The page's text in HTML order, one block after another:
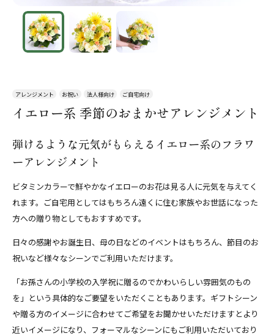
アレンジメント お祝い 法人様向け ご自宅向け
イエロー系 季節のおまかせアレンジメント
弾けるような元気がもらえるイエロー系のフラワ
ーアレンジメント
ビタミンカラーで鮮やかなイエローのお花は見る人に元気を与えてく
れます。ご自宅用としてはもちろん遠くに住む家族やお世話になった
方への贈り物としてもおすすめです。
日々の感謝やお誕生日、母の日などのイベントはもちろん、節目のお
祝いなど様々なシーンでご利用いただけます。
「お孫さんの小学校の入学祝に贈るのでかわいらしい雰囲気のもの
を」という具体的なご要望をいただくこともあります。ギフトシーン
や贈る方のイメージに合わせてご希望をお聞かせいただけますとより
近いイメージになり、フォーマルなシーンにもご利用いただいており